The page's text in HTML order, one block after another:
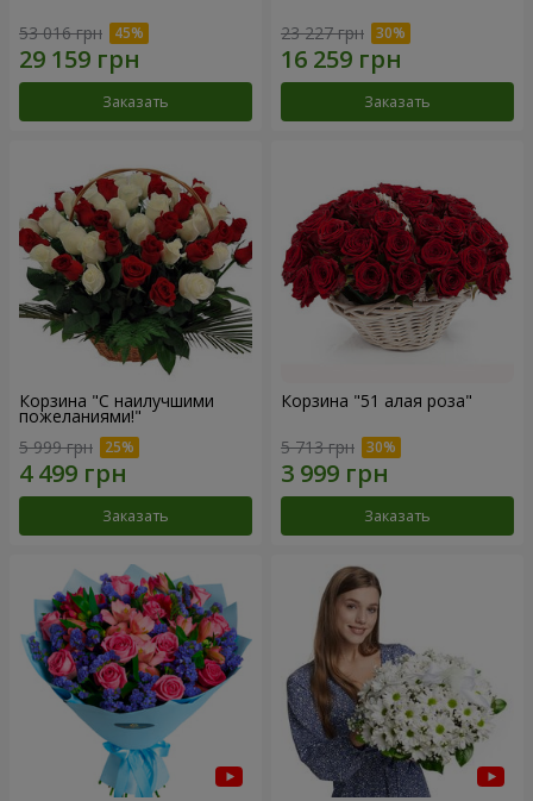
53 016 грн
Заказать
23 227 грн
Заказать
Корзина "С наилучшими
пожеланиями!"
5 999 грн
Заказать
Корзина "51 алая роза"
5 713 грн
Заказать